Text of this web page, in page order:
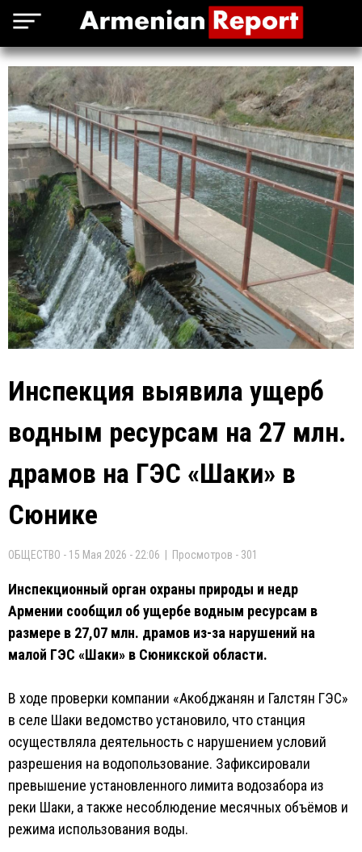
Инспекция выявила ущерб
водным ресурсам на 27 млн.
драмов на ГЭС «Шаки» в
Сюнике
ОБЩЕСТВО - 15 Мая 2026 - 22:06 | Просмотров - 301
Инспекционный орган охраны природы и недр
Армении сообщил об ущербе водным ресурсам в
размере в 27,07 млн. драмов из-за нарушений на
малой ГЭС «Шаки» в Сюникской области.
В ходе проверки компании «Акобджанян и Галстян ГЭС»
в селе Шаки ведомство установило, что станция
осуществляла деятельность с нарушением условий
разрешения на водопользование. Зафиксировали
превышение установленного лимита водозабора из
реки Шаки, а также несоблюдение месячных объёмов и
режима использования воды.